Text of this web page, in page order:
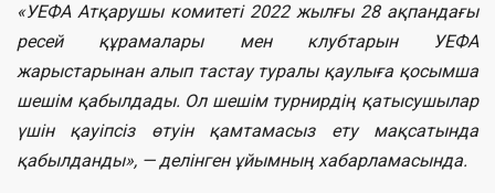
«УЕФА Атқарушы комитеті 2022 жылғы 28 ақпандағы
ресей құрамалары мен клубтарын УЕФА
жарыстарынан алып тастау туралы қаулыға қосымша
шешім қабылдады. Ол шешім турнирдің қатысушылар
үшін қауіпсіз өтуін қамтамасыз ету мақсатында
қабылданды», — делінген ұйымның хабарламасында.